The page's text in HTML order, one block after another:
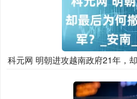
科元网 明朝进攻越南政府21年，